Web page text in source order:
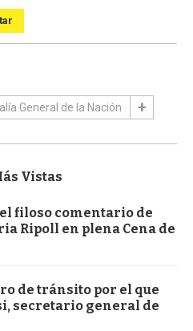
General de la Nación
Vistas
filoso comentario de
Ripoll en plena Cena de
de tránsito por el que
secretario general de